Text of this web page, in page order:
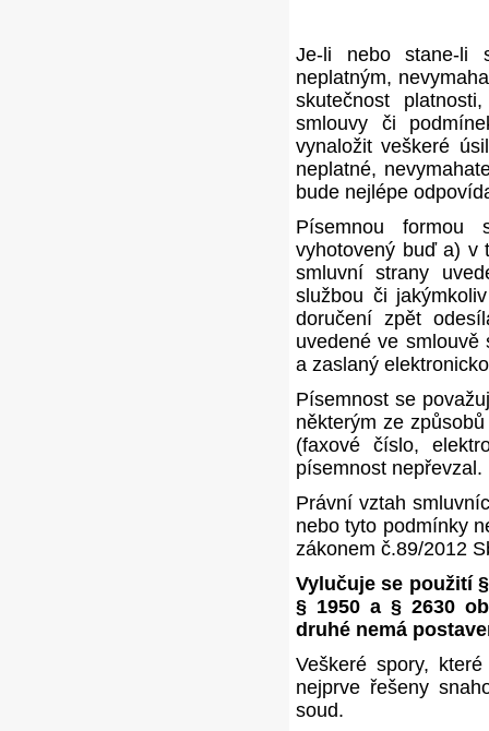
Je-li nebo stane-li
neplatným,
skutečnost
smlouvy či
vynaložit veškeré
neplatné,
bude nejlépe
Písemnou formou
vyhotovený buď a) v
smluvní strany
službou či
doručení zpět
uvedené ve
a zaslaný
Písemnost se
některým ze
(faxové číslo,
písemnost nepřevzal.
Právní vztah
nebo tyto podmínky
zákonem č.89/2012
Vylučuje se použití
§ 1950 a § 2630
druhé nemá
Veškeré spory,
nejprve řešeny
soud.